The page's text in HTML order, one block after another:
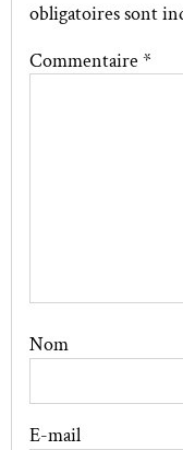
obligatoires sont
Commentaire *
Nom
E-mail